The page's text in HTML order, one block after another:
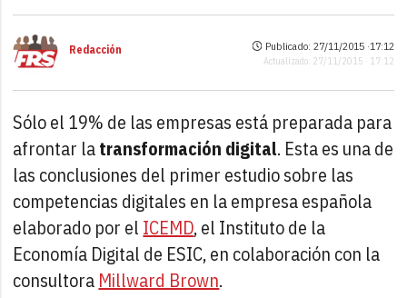
Redacción Publicado: 27/11/2015 ·17:12
Actualizado: 27/11/2015 · 17:12
Sólo el 19% de las empresas está preparada para
afrontar latransformación digital. Esta es una de
las conclusiones del primer estudio sobre las
competencias digitales en la empresa española
elaborado por el ICEMD, el Instituto de la
Economía Digital de ESIC, en colaboración con la
consultora Millward Brown.